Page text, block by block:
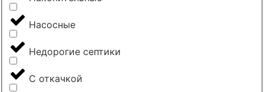
Насосные
Недорогие септики
С откачкой